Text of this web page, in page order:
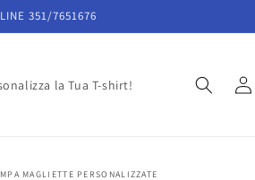
351/7651676
la Tua T-shirt! Accedi
MAGLIETTE PERSONALIZZATE